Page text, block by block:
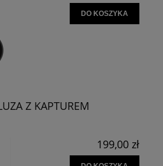
DO KOSZYKA
Z KAPTUREM
199,00 zł